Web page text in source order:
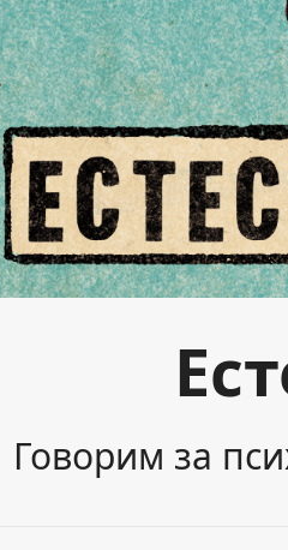
Говорим за